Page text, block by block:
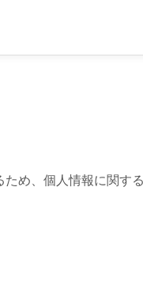
め、個人情報に関す